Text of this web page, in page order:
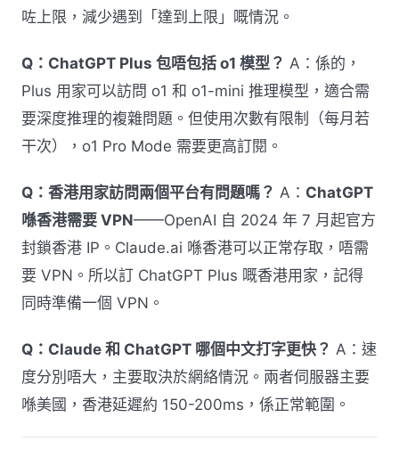
咗上限，減少遇到「達到上限」嘅情況。
Q：ChatGPT Plus 包唔包括 o1 模型？ A：係的，
Plus 用家可以訪問 o1 和 o1-mini 推理模型，適合需
要深度推理的複雜問題。但使用次數有限制（每月若
干次），o1 Pro Mode 需要更高訂閱。
Q：香港用家訪問兩個平台有問題嗎？ A： ChatGPT
喺香港需要 VPN——OpenAI 自 2024 年 7 月起官方
封鎖香港 IP。Claude.ai 喺香港可以正常存取，唔需
要 VPN。所以訂 ChatGPT Plus 嘅香港用家，記得
同時準備一個 VPN。
Q：Claude 和 ChatGPT 哪個中文打字更快？ A：速
度分別唔大，主要取決於網絡情況。兩者伺服器主要
喺美國，香港延遲約 150-200ms，係正常範圍。